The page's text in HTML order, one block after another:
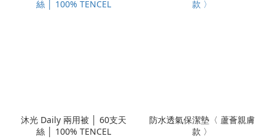
沐光 Daily 兩用被 │ 60支天
絲 │ 100% TENCEL
防水透氣保潔墊〈 蘆薈親膚
款 〉